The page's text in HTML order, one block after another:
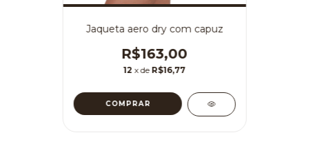
Jaqueta aero dry com capuz
R$163,00
12 x de R$16,77
COMPRAR